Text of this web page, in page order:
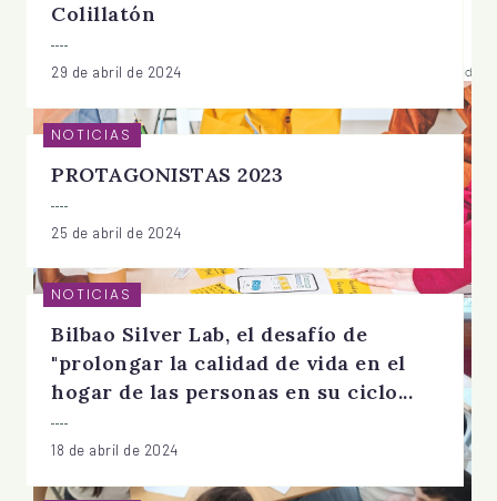
Colillatón
29 de abril de 2024
NOTICIAS
PROTAGONISTAS 2023
25 de abril de 2024
NOTICIAS
Bilbao Silver Lab, el desafío de
"prolongar la calidad de vida en el
hogar de las personas en su ciclo...
18 de abril de 2024